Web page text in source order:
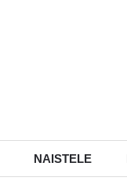
NAISTELE